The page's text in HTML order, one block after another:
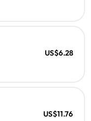
US$6.28
US$11.76